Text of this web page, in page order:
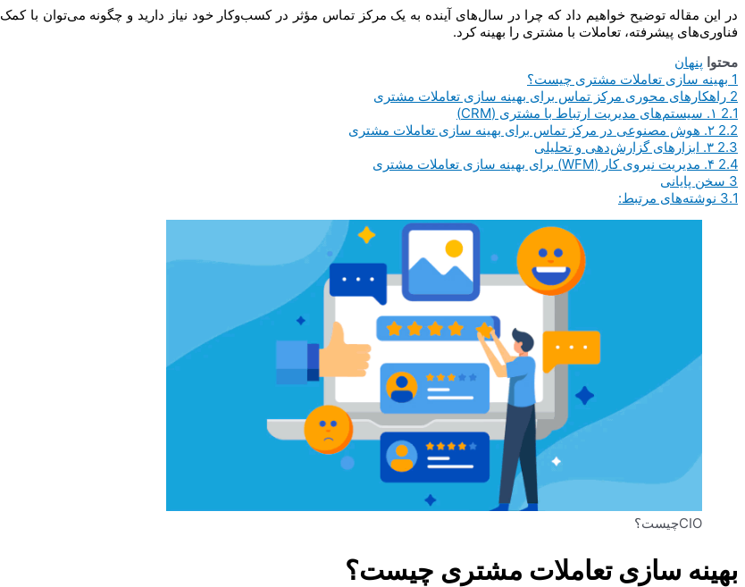
در این مقاله توضیح خواهیم داد که چرا در سال‌های آینده به یک مرکز تماس مؤثر در کسب‌وکار خود نیاز دارید و چگونه می‌توان با کمک
فناوری‌های پیشرفته، تعاملات با مشتری را بهینه کرد.
محتوا پنهان
1 بهینه سازی تعاملات مشتری چیست؟
2 راهکارهای محوری مرکز تماس برای بهینه سازی تعاملات مشتری
2.1 ۱. سیستم‌های مدیریت ارتباط با مشتری (CRM)
2.2 ۲. هوش مصنوعی در مرکز تماس برای بهینه سازی تعاملات مشتری
2.3 ۳. ابزارهای گزارش‌دهی و تحلیلی
2.4 ۴. مدیریت نیروی کار (WFM) برای بهینه سازی تعاملات مشتری
3 سخن پایانی
3.1 نوشته‌های مرتبط:
CIOچیست؟
بهینه سازی تعاملات مشتری چیست؟